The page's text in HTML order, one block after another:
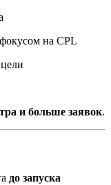
на CPL
и больше заявок.
до запуска